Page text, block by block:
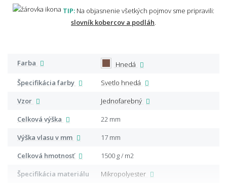
TIP: Na objasnenie všetkých pojmov sme pripravili:
slovník kobercov a podláh
Farba
Hnedá
Špecifikácia farby
Svetlo hnedá
Vzor
Jednofarebný
Celková výška
22 mm
Výška vlasu v mm
17 mm
Celková hmotnosť
1500 g / m2
Špecifikácia materiálu
Mikropolyester